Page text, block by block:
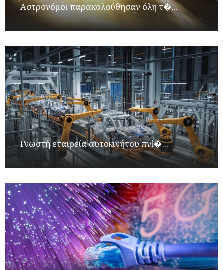
Αστρονόμοι παρακολούθησαν όλη τ�...
Γνωστή εταιρεία αυτοκινήτου πνί�...